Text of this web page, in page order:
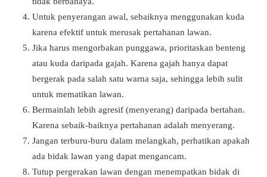
Untuk penyerangan awal, sebaiknya menggunakan kuda
karena efektif untuk merusak pertahanan lawan.
Jika harus mengorbakan punggawa, prioritaskan benteng
atau kuda daripada gajah. Karena gajah hanya dapat
bergerak pada salah satu warna saja, sehingga lebih sulit
untuk mematikan lawan.
Bermainlah lebih agresif (menyerang) daripada bertahan.
Karena sebaik-baiknya pertahanan adalah menyerang.
Jangan terburu-buru dalam melangkah, perhatikan apakah
ada bidak lawan yang dapat mengancam.
Tutup pergerakan lawan dengan menempatkan bidak di